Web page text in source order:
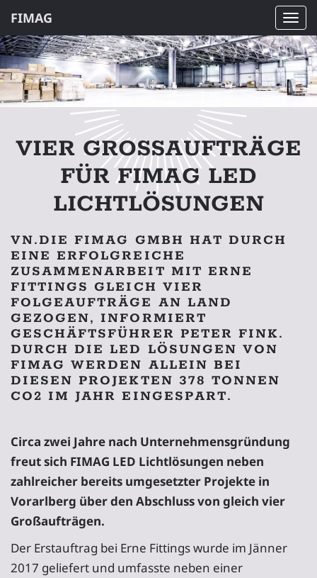
FIMAG
VIER GROSSAUFTRÄGE F
ÜR FIMAG LED L
ICHTLÖSUNGEN
VN.DIE FIMAG GMBH HAT DURCH
EINE ERFOLGREICHE
ZUSAMMENARBEIT MIT ERNE
FITTINGS GLEICH VIER
FOLGEAUFTRÄGE AN LAND
GEZOGEN, INFORMIERT
GESCHÄFTSFÜHRER PETER FINK.
DURCH DIE LED LÖSUNGEN VON
FIMAG WERDEN ALLEIN BEI
DIESEN PROJEKTEN 378 TONNEN
CO2 IM JAHR EINGESPART.
Circa zwei Jahre nach Unternehmensgründung
freut sich FIMAG LED Lichtlösungen neben
zahlreicher bereits umgesetzter Projekte in
Vorarlberg über den Abschluss von gleich vier
Großaufträgen.
Der Erstauftrag bei Erne Fittings wurde im Jänner
2017 geliefert und umfasste neben einer